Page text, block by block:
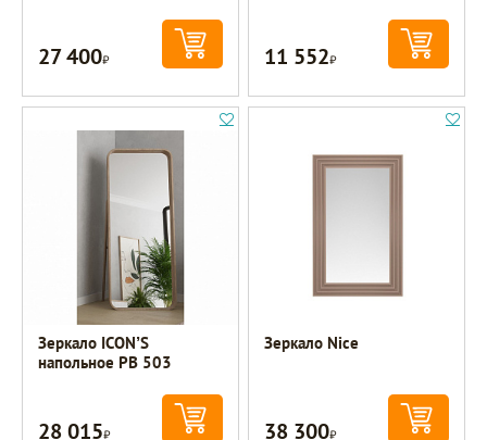
27 400Р 11 552Р
Зеркало ICON’S
напольное РВ 503
28 015Р
Зеркало Nice
38 300Р